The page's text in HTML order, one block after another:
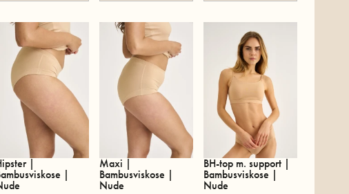
|
|
Maxi |
Bambusviskose |
Nude
BH-top m. support |
Bambusviskose |
Nude